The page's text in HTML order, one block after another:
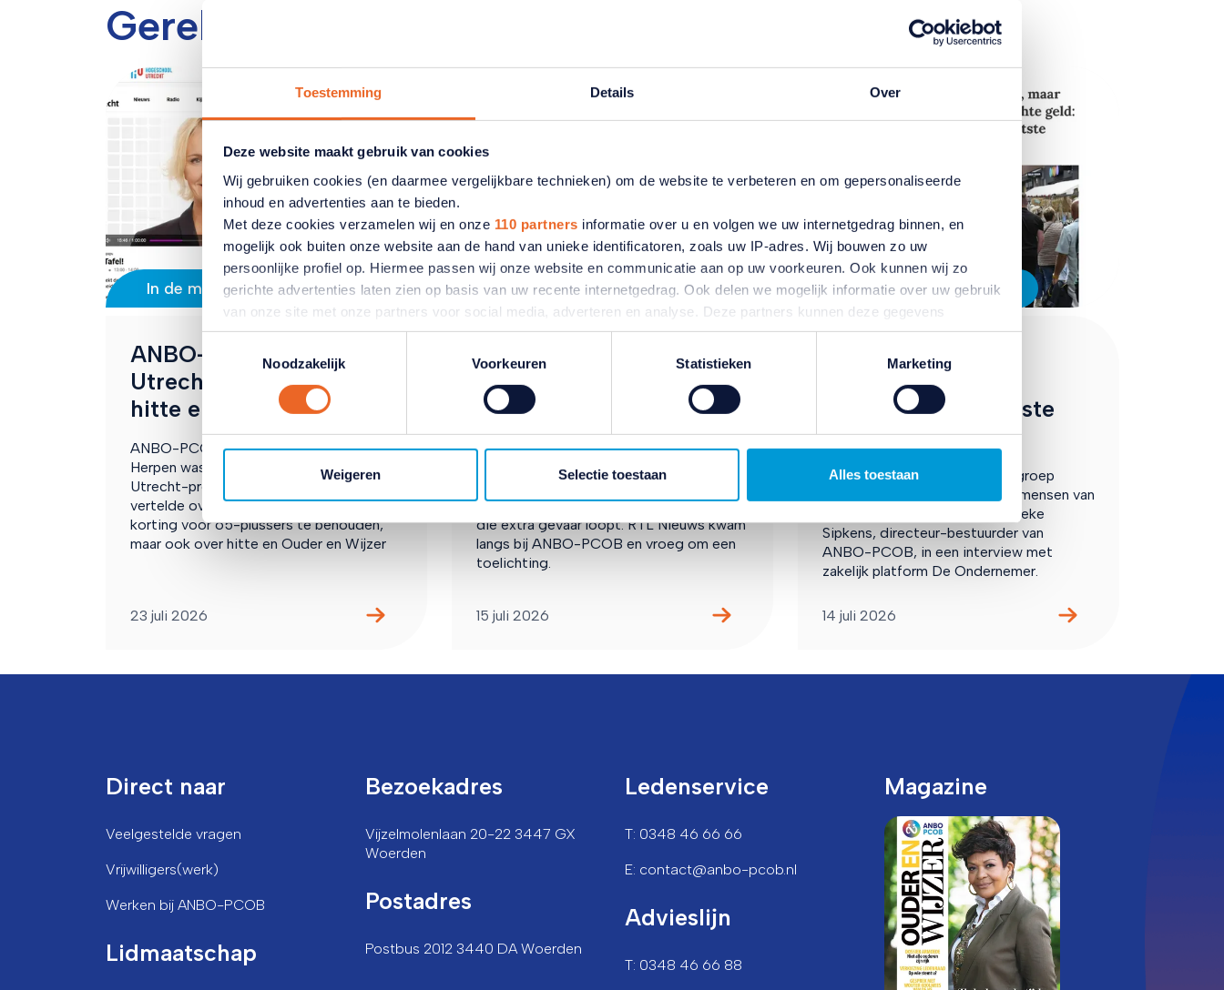
Toestemming Details Over
Deze website maakt gebruik van cookies
Wij gebruiken cookies (en daarmee vergelijkbare technieken) om de website te verbeteren en om gepersonaliseerde
inhoud en advertenties aan te bieden.
Met deze cookies verzamelen wij en onze 110 partners informatie over u en volgen we uw internetgedrag binnen, en
mogelijk ook buiten onze website aan de hand van unieke identificatoren, zoals uw IP-adres. Wij bouwen zo uw
persoonlijke profiel op. Hiermee passen wij onze website en communicatie aan op uw voorkeuren. Ook kunnen wij zo
gerichte advertenties laten zien op basis van uw recente internetgedrag. Ook delen we mogelijk informatie over uw gebruik
van onze site met onze partners voor social media, adverteren en analyse. Deze partners kunnen deze gegevens
combineren met andere informatie die u aan ze heeft verstrekt of die ze hebben verzameld op basis van uw gebruik van
hun services. Verandert u later van gedachten? U kunt uw voorkeuren aanpassen of uw toestemming intrekken door te
klikken op het blauwe icoontje linksonder.
Lees hierover meer in ons
encookiebeleid
Noodzakelijk
Voorkeuren Statistieken Marketing
Weigeren Selectie toestaan Alles toestaan
Gerelateerde artikelen
In de media
ANBO-PCOB bij Radio M
Utrecht over ov-petitie,
hitte en OuderenWijzer
ANBO-PCOB woordvoerder Simon van
Herpen was te gast bij het Radio M
Utrecht-programma Aan Tafel!. Hij
vertelde over de petitie om de OV-
korting voor 65-plussers te behouden,
maar ook over hitte en Ouder en Wijzer
23 juli 2026
In de media
ANBO-PCOB bij RTL
Nieuws met reactie op
oversterfte door hitte
Er zijn naar schatting 911 mensen extra
overleden door de extreme hitte van eind
maar ouderen, maar het is wel een groep
die extra gevaar loopt. RTL Nieuws kwam
langs bij ANBO-PCOB en vroeg om een
toelichting.
15 juli 2026
In de media
De Ondernemer
interviewt Anneke
Sipkens over gemiste
kansen bedrijven
Bedrijven zien een groeiende groep
consumenten over het hoofd: mensen van
65 jaar en ouder. Dat zegt Anneke
Sipkens, directeur-bestuurder van
ANBO-PCOB, in een interview met
zakelijk platform De Ondernemer.
14 juli 2026
Direct naar
Veelgestelde vragen
Vrijwilligers(werk)
Werken bij ANBO-PCOB
Lidmaatschap
Bezoekadres
Vijzelmolenlaan 20-22 3447 GX
Woerden
Postadres
Postbus 2012 3440 DA Woerden
Ledenservice
T: 0348 46 66 66
E: contact@anbo-pcob.nl
Advieslijn
T: 0348 46 66 88
Magazine